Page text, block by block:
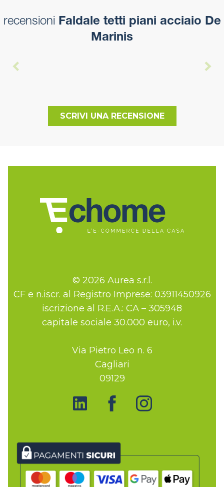
recensioni Faldale tetti piani acciaio De
Marinis
SCRIVI UNA RECENSIONE
© 2026 Aurea s.r.l.
CF e n.iscr. al Registro Imprese: 03911450926
iscrizione al R.E.A.: CA – 305948
capitale sociale 30.000 euro, i.v.
Via Pietro Leo n. 6
Cagliari
09129